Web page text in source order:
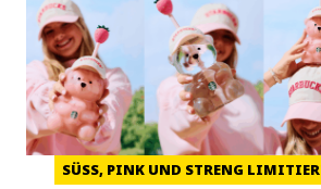
SÜSS, PINK UND STRENG LIMITIERT